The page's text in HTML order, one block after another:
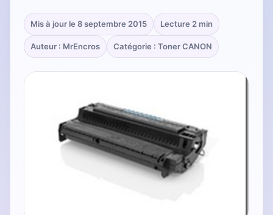
Mis à jour le 8 septembre 2015 Lecture 2 min
Auteur : MrEncros Catégorie : Toner CANON